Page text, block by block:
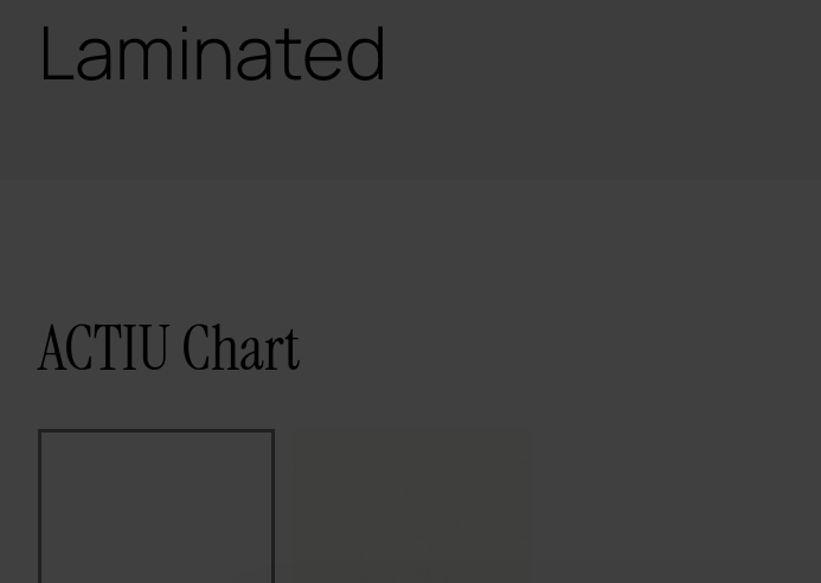
Laminated
ACTIU Chart